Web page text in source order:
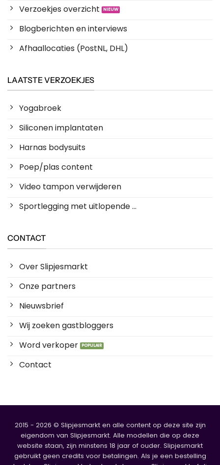
Verzoekjes overzicht
Blogberichten en interviews
Afhaallocaties (PostNL, DHL)
LAATSTE VERZOEKJES
Yogabroek
Siliconen implantaten
Harnas bodysuits
Poep/plas content
Video tampon verwijderen
Sportlegging met uitlopende ...
CONTACT
Over Slipjesmarkt
Onze partners
Nieuwsbrief
Wij zoeken gastbloggers
Word verkoper
Contact
2015 - 2026 © Slipjesmarkt en alle content op deze site zijn
eigendom van Slipjesmarkt. Alle modellen die op deze
website staan, zijn minstens 18 jaar of ouder. Slipjesmarkt
gebruikt geen credits voor betalingen. Als je een bestelling